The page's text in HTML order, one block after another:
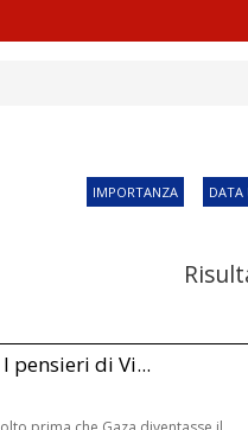
IMPORTANZA DATA
pensieri di Vi...